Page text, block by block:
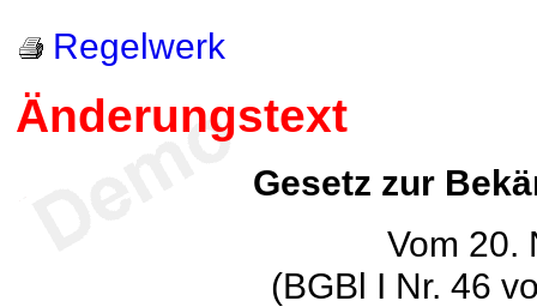
Regelwerk
Änderungstext
Gesetz zur
Vom 20.
(BGBl I Nr. 46